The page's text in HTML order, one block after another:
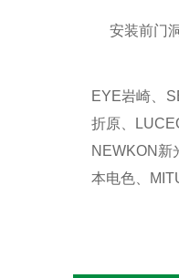
安装前门
EYE岩崎、
折原、
NEWKON新
本电色、